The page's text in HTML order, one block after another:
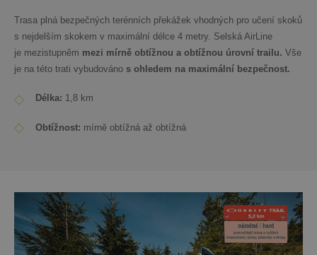
Trasa plná bezpečných terénních překážek vhodných pro učení skoků
s nejdelším skokem v maximální délce 4 metry. Selská AirLine
je mezistupněm mezi mírně obtížnou a obtížnou úrovní trailu. Vše
je na této trati vybudováno s ohledem na maximální bezpečnost.
Délka: 1,8 km
Obtížnost: mírně obtížná až obtížná